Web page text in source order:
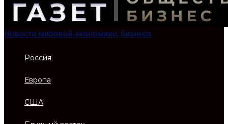
Новости мировой экономики, бизнеса
Россия
Европа
США